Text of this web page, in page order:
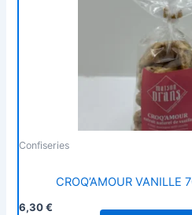
Confiseries
CROQ’AMOUR VANILLE
6,30€